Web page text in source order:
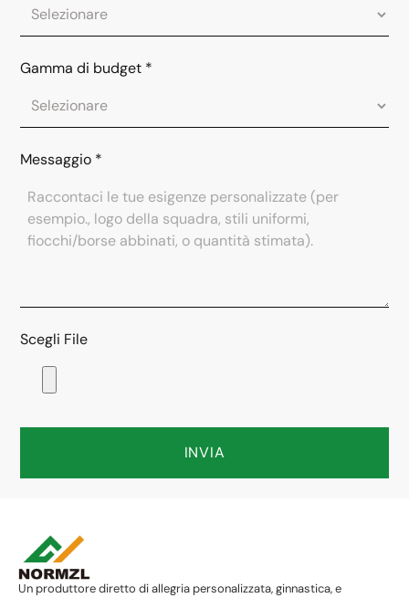
Gamma di budget *
Messaggio *
Scegli File
INVIA
Un produttore diretto di allegria personalizzata, ginnastica, e